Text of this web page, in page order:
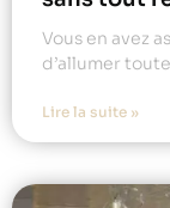
Vous en avez
d’allumer
Lire la suite »